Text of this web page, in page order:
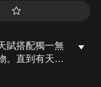
賦搭配獨一無
。直到有天他